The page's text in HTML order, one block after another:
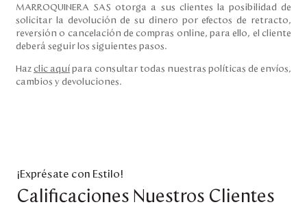
MARROQUINERA SAS otorga a sus clientes la posibilidad de
solicitar la devolución de su dinero por efectos de retracto,
reversión o cancelación de compras online, para ello, el cliente
deberá seguir los siguientes pasos.
Haz clic aquí para consultar todas nuestras políticas de envíos,
cambios y devoluciones.
¡Exprésate con Estilo!
Calificaciones Nuestros Clientes